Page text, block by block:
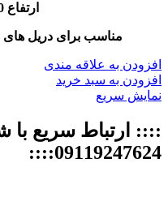
ارتفاع 50 سانتی متر
مناسب برای دریل
افزودن به علاقه مندی
افزودن به سبد خرید
نمایش سریع
:::: ارتباط سریع با
09119247624::::